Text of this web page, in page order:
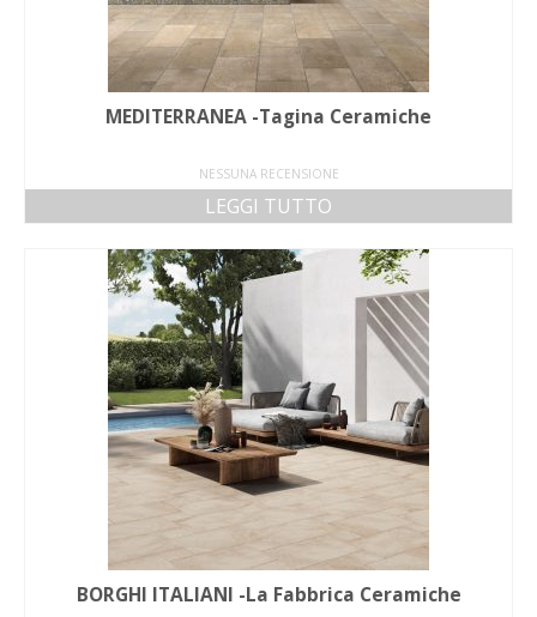
MEDITERRANEA -Tagina Ceramiche
NESSUNA RECENSIONE
LEGGI TUTTO
BORGHI ITALIANI -La Fabbrica Ceramiche